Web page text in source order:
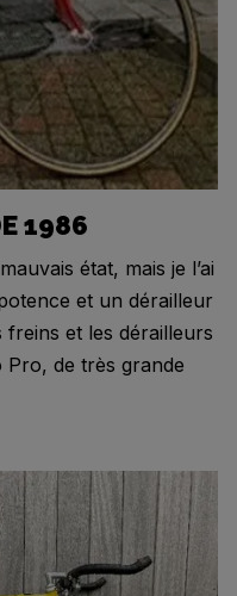
1986
état, mais je l’ai
et un dérailleur
et les dérailleurs
Pro, de très grande